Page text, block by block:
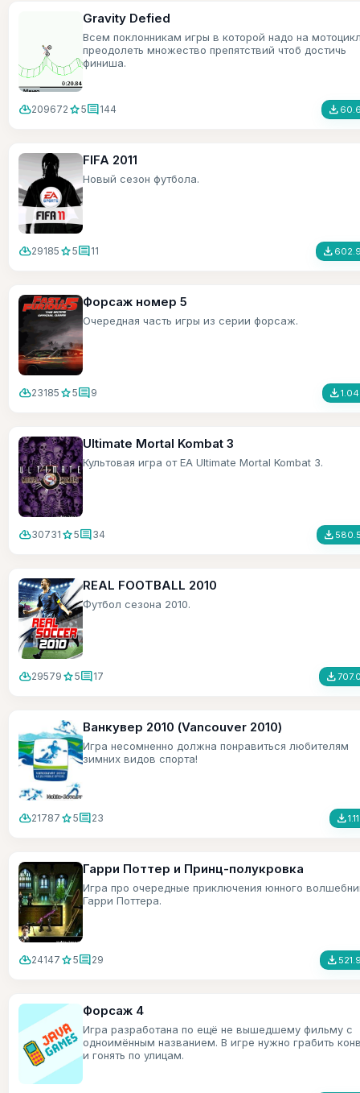
Gravity Defied
Всем поклонникам игры в которой надо на
преодолеть множество препятствий чтоб достичь
финиша.
cloud_download209672 star5comment144 file_download
FIFA 2011
Новый сезон футбола.
cloud_download29185 star5comment11 file_download
Форсаж номер 5
Очередная часть игры из серии форсаж.
cloud_download23185 star5comment9 file_download
Ultimate Mortal Kombat 3
Культовая игра от ЕА Ultimate Mortal Kombat 3.
cloud_download30731 star5comment34 file_download
REAL FOOTBALL 2010
Футбол сезона 2010.
cloud_download29579 star5comment17 file_download
Ванкувер 2010 (Vancouver 2010)
Игра несомненно должна понравиться любителям
зимних видов спорта!
cloud_download21787 star5comment23 file_download
Гарри Поттер и Принц-полукровка
Игра про очередные приключения юнного
Гарри Поттера.
cloud_download24147 star5comment29 file_download
Форсаж 4
Игра разработана по ещё не вышедшему фильму с
одноимённым названием. В игре нужно грабить
и гонять по улицам.